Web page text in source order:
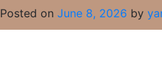
Posted on June 8, 2026 by